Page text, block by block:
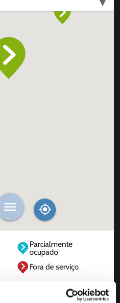
Parcialmente
ocupado
Fora de serviço